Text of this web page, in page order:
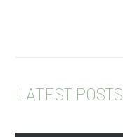
LATEST POSTS